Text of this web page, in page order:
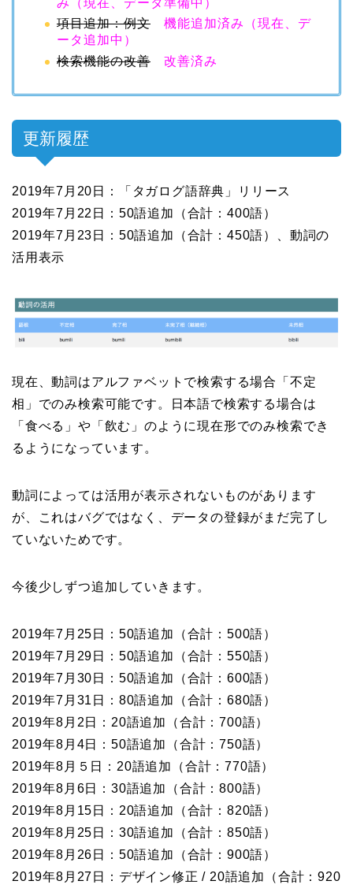
項目追加：例文
機能追加済み（現在、デ
ータ追加中）
検索機能の改善
改善済み
更新履歴
2019年7月20日：「タガログ語辞典」リリース
2019年7月22日：50語追加（合計：400語）
2019年7月23日：50語追加（合計：450語）、動詞の
活用表示
現在、動詞はアルファベットで検索する場合「不定
相」でのみ検索可能です。日本語で検索する場合は
「食べる」や「飲む」のように現在形でのみ検索でき
るようになっています。
動詞によっては活用が表示されないものがあります
が、これはバグではなく、データの登録がまだ完了し
ていないためです。
今後少しずつ追加していきます。
2019年7月25日：50語追加（合計：500語）
2019年7月29日：50語追加（合計：550語）
2019年7月30日：50語追加（合計：600語）
2019年7月31日：80語追加（合計：680語）
2019年8月2日：20語追加（合計：700語）
2019年8月4日：50語追加（合計：750語）
2019年8月５日：20語追加（合計：770語）
2019年8月6日：30語追加（合計：800語）
2019年8月15日：20語追加（合計：820語）
2019年8月25日：30語追加（合計：850語）
2019年8月26日：50語追加（合計：900語）
2019年8月27日：デザイン修正 / 20語追加（合計：920